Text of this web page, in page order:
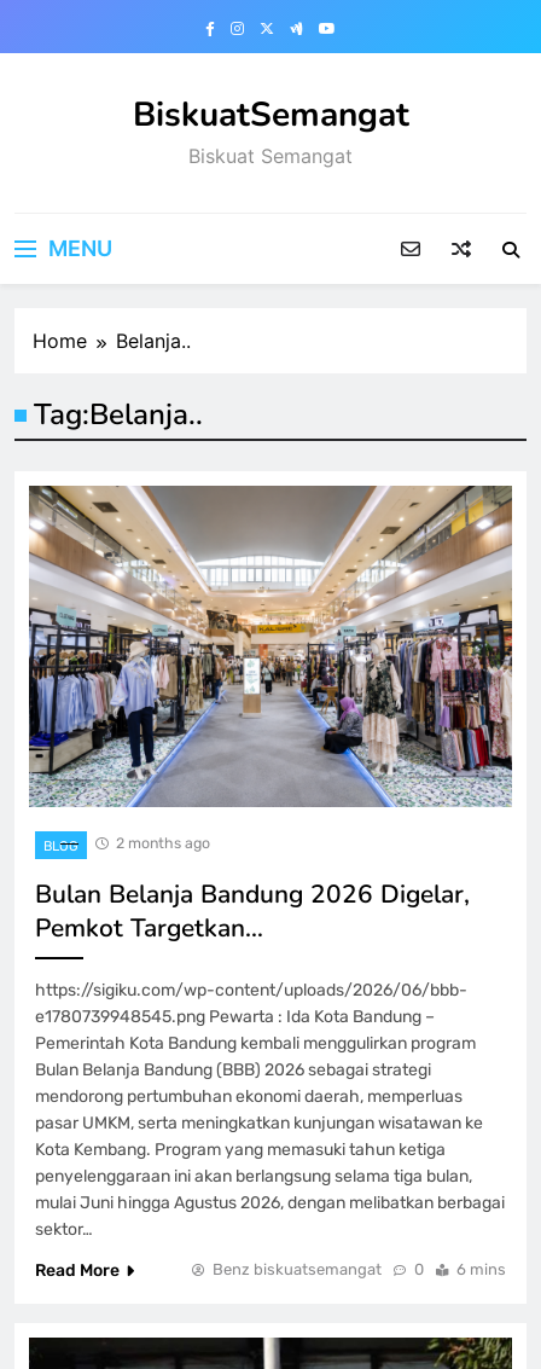
BiskuatSemangat
Biskuat Semangat
MENU
Home Belanja..
Tag:Belanja..
BLOG 2 months ago
Bulan Belanja Bandung 2026 Digelar,
Pemkot Targetkan…
https://sigiku.com/wp-content/uploads/2026/06/bbb-
e1780739948545.png Pewarta : Ida Kota Bandung –
Pemerintah Kota Bandung kembali menggulirkan program
Bulan Belanja Bandung (BBB) 2026 sebagai strategi
mendorong pertumbuhan ekonomi daerah, memperluas
pasar UMKM, serta meningkatkan kunjungan wisatawan ke
Kota Kembang. Program yang memasuki tahun ketiga
penyelenggaraan ini akan berlangsung selama tiga bulan,
mulai Juni hingga Agustus 2026, dengan melibatkan berbagai
sektor…
Read More
Benz biskuatsemangat 0 6 mins